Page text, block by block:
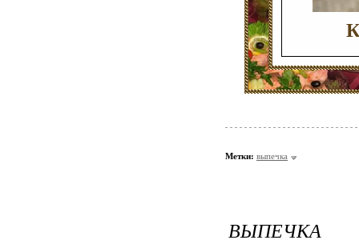
Метки: выпечка
ВЫПЕЧКА